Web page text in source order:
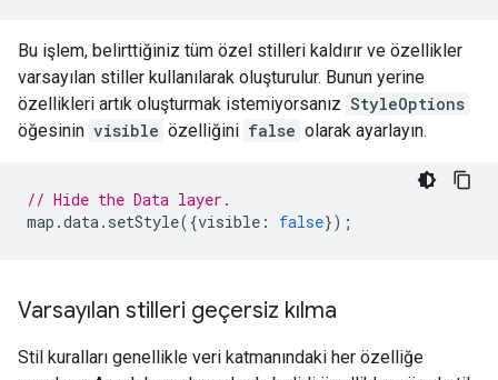
Bu işlem, belirttiğiniz tüm özel stilleri kaldırır ve özellikler
varsayılan stiller kullanılarak oluşturulur. Bunun yerine
özellikleri artık oluşturmak istemiyorsanız StyleOptions
öğesinin visible özelliğini false olarak ayarlayın.
// Hide the Data layer.
map .data. setStyle({visible : false});
Varsayılan stilleri geçersiz kılma
Stil kuralları genellikle veri katmanındaki her özelliğe